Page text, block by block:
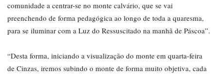
comunidade a centrar-se no monte calvário, que se vai
preenchendo de forma pedagógica ao longo de toda a quaresma,
para se iluminar com a Luz do Ressuscitado na manhã de Páscoa”.
“Desta forma, iniciando a visualização do monte em quarta-feira
de Cinzas, iremos subindo o monte de forma muito objetiva, cada